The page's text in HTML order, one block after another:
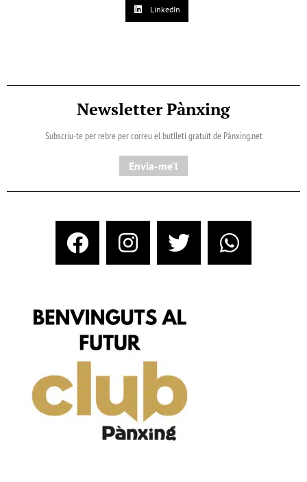
LinkedIn
Newsletter Pànxing
Subscriu-te per rebre per correu el butlletí gratuït de Pànxing.net​
Envia-me'l